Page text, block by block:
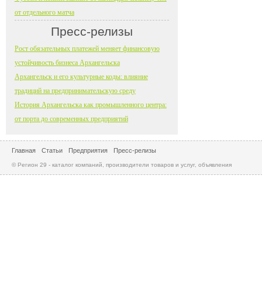
от отдельного матча
Пресс-релизы
Рост обязательных платежей меняет финансовую
устойчивость бизнеса Архангельска
Архангельск и его культурные коды: влияние
традиций на предпринимательскую среду
История Архангельска как промышленного центра:
от порта до современных предприятий
Главная Статьи Предприятия Пресс-релизы
© Регион 29 - каталог компаний, производители товаров и услуг, объявления